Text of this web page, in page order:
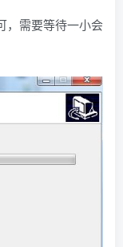
，需要等待一小会